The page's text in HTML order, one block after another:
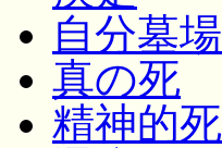
自分墓場
真の死
精神的死